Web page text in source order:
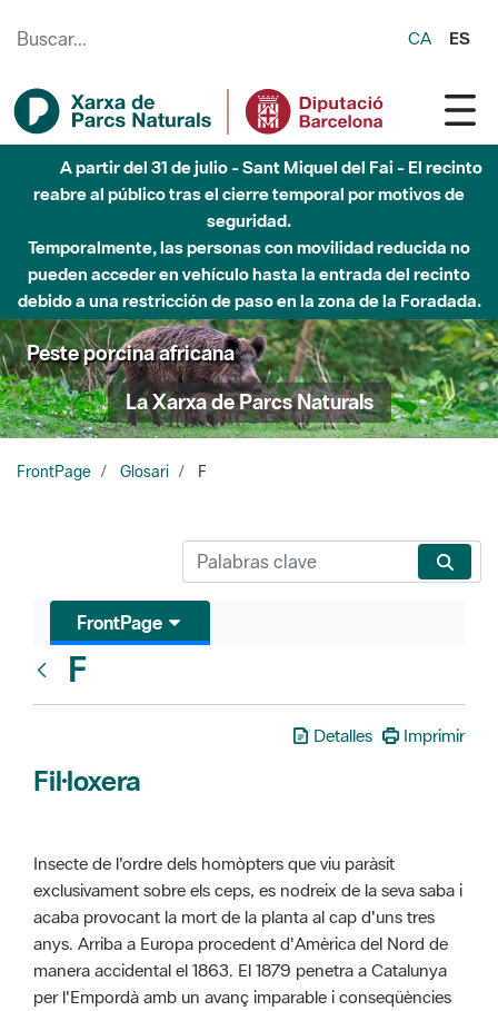
CA ES
A partir del 31 de julio - Sant Miquel del Fai - El recinto
reabre al público tras el cierre temporal por motivos de
seguridad.
Temporalmente, las personas con movilidad reducida no
pueden acceder en vehículo hasta la entrada del recinto
debido a una restricción de paso en la zona de la Foradada.
Peste porcina africana
La Xarxa de Parcs Naturals
FrontPage Glosari F
FrontPage
F
Detalles Imprimir
Fil·loxera
Insecte de l'ordre dels homòpters que viu paràsit
exclusivament sobre els ceps, es nodreix de la seva saba i
acaba provocant la mort de la planta al cap d'uns tres
anys. Arriba a Europa procedent d'Amèrica del Nord de
manera accidental el 1863. El 1879 penetra a Catalunya
per l'Empordà amb un avanç imparable i conseqüències